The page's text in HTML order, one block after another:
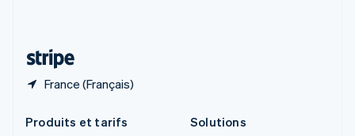
France (Français)
Produits et tarifs
Solutions